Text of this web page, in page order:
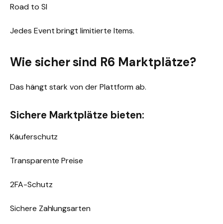
Road to SI
Jedes Event bringt limitierte Items.
Wie sicher sind R6 Marktplätze?
Das hängt stark von der Plattform ab.
Sichere Marktplätze bieten:
Käuferschutz
Transparente Preise
2FA-Schutz
Sichere Zahlungsarten